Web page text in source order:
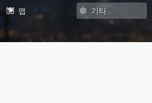
맵
기타